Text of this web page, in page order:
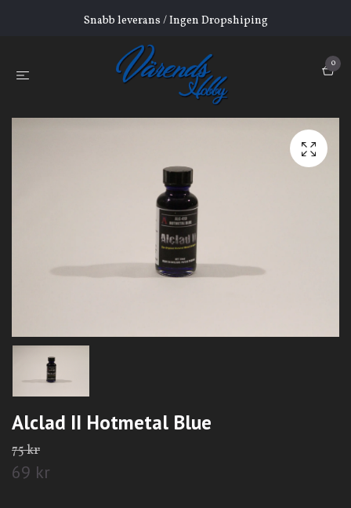
Snabb leverans / Ingen Dropshiping
0
Alclad II Hotmetal Blue
75 kr
69 kr